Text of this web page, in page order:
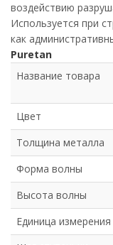
воздействию
Используется при
как
Puretan
Название товара
Цвет
Толщина металла
Форма волны
Высота волны
Единица